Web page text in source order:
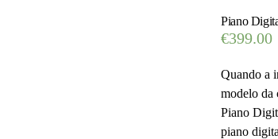
Piano
€399.00
Quando a
modelo da
Piano
piano